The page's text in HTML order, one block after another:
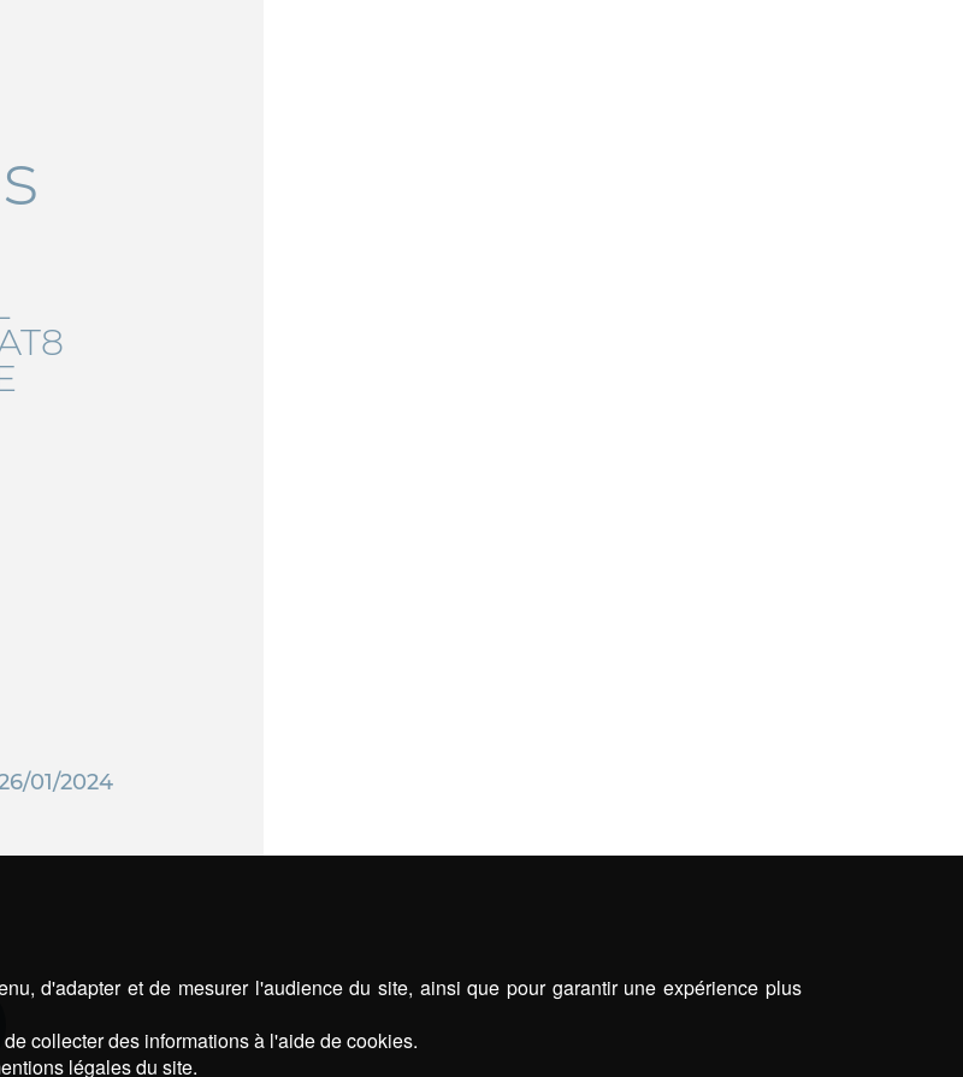
01/2024
d'adapter et de mesurer l'audience du site, ainsi que pour garantir une expérience plus
collecter des informations à l'aide de cookies.
légales du site.